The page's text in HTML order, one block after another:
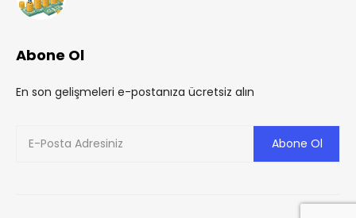
Abone Ol
En son gelişmeleri e-postanıza ücretsiz alın